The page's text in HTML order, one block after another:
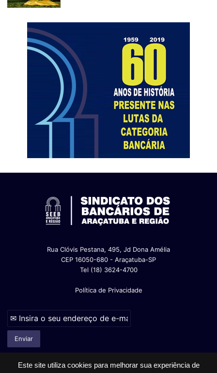
Este site utiliza cookies para melhorar sua experiência de
Rua Clóvis Pestana, 495, Jd Dona Amélia
CEP 16050-680 - Araçatuba-SP
Tel (18) 3624-4700
Política de Privacidade